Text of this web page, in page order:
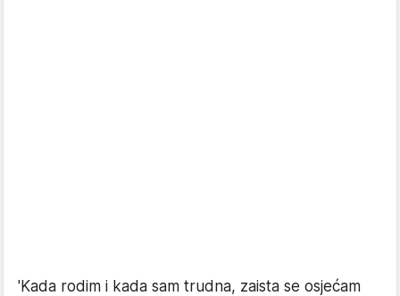
'Kada rodim i kada sam trudna, zaista se osjećam